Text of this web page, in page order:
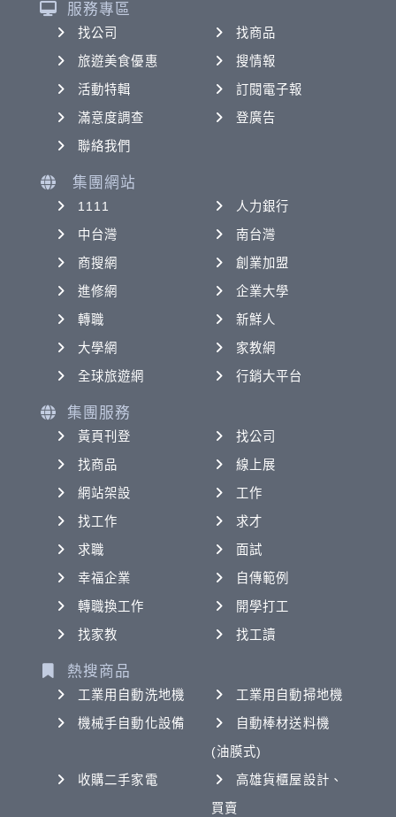
服務專區
找公司
找商品
旅遊美食優惠
搜情報
活動特輯
訂閱電子報
滿意度調查
登廣告
聯絡我們
集團網站
1111
人力銀行
中台灣
南台灣
商搜網
創業加盟
進修網
企業大學
轉職
新鮮人
大學網
家教網
全球旅遊網
行銷大平台
集團服務
黃頁刊登
找公司
找商品
線上展
網站架設
工作
找工作
求才
求職
面試
幸福企業
自傳範例
轉職換工作
開學打工
找家教
找工讀
熱搜商品
工業用自動洗地機
工業用自動掃地機
機械手自動化設備
自動棒材送料機
(油膜式)
收購二手家電
高雄貨櫃屋設計、
買賣